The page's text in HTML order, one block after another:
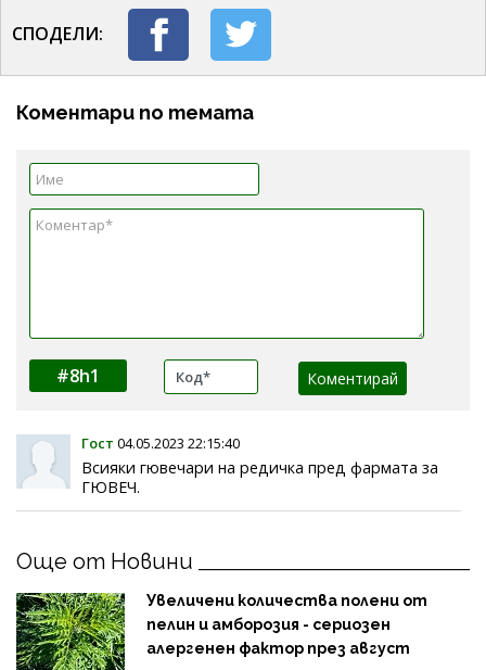
СПОДЕЛИ:
Коментари по темата
#8h1
Гост 04.05.2023 22:15:40
Всияки гювечари на редичка пред фармата за
ГЮВЕЧ.
Още от Новини
Увеличени количества полени от
пелин и амборозия - сериозен
алергенен фактор през август